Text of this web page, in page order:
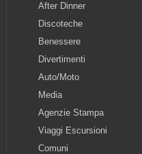
After Dinner
Discoteche
Benessere
Divertimenti
Auto/Moto
Media
Agenzie Stampa
Viaggi Escursioni
Comuni